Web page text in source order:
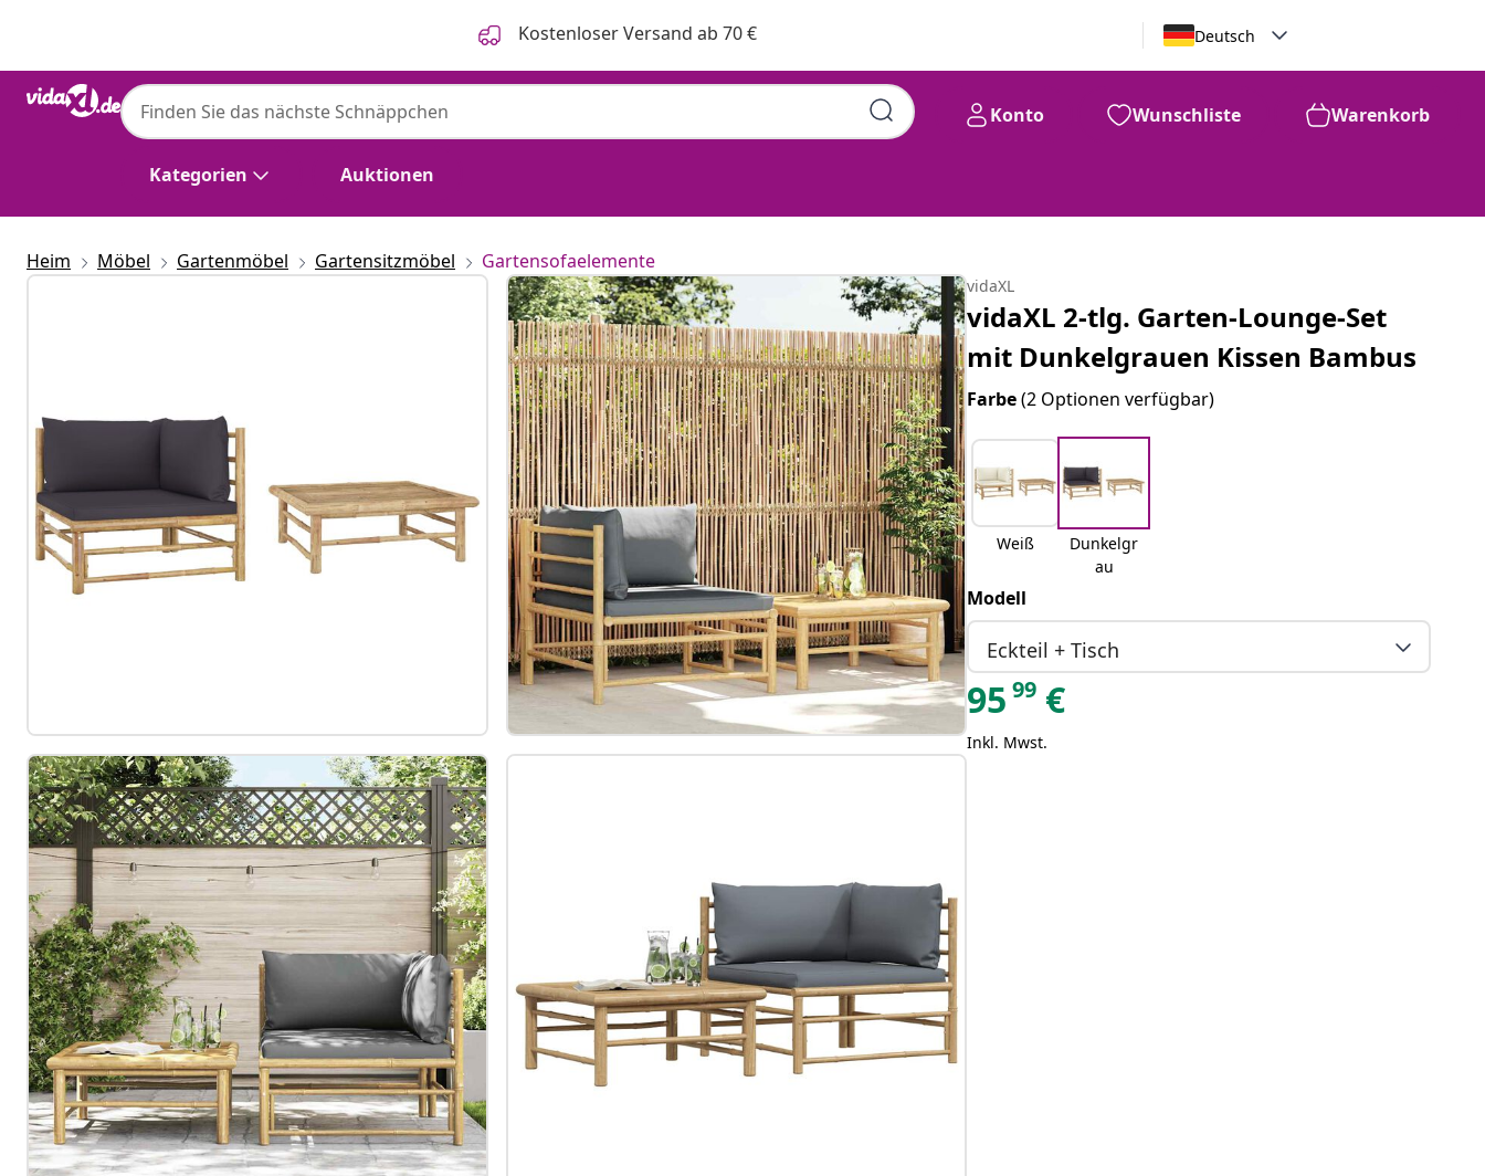
Kostenloser Versand ab 70 € Deutsch
Kategorien Auktionen
Konto Wunschliste Warenkorb
Heim Möbel Gartenmöbel Gartensitzmöbel Gartensofaelemente
vidaXL
vidaXL 2-tlg. Garten-Lounge-Set
mit Dunkelgrauen Kissen Bambus
Farbe(2 Optionen verfügbar)
Weiß
Dunkelgr
au
Modell
Eckteil + Tisch
95 99 €
Inkl. Mwst.